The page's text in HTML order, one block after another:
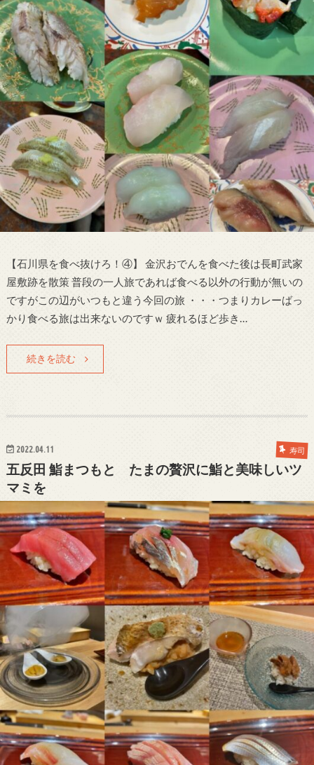
【石川県を食べ抜けろ！④】 金沢おでんを食べた後は長町武家
屋敷跡を散策 普段の一人旅であれば食べる以外の行動が無いの
ですがこの辺がいつもと違う今回の旅 ・・・つまりカレーばっ
かり食べる旅は出来ないのですｗ 疲れるほど歩き…
続きを読む
2022.04.11 寿司
五反田 鮨まつもと たまの贅沢に鮨と美味しいツ
マミを